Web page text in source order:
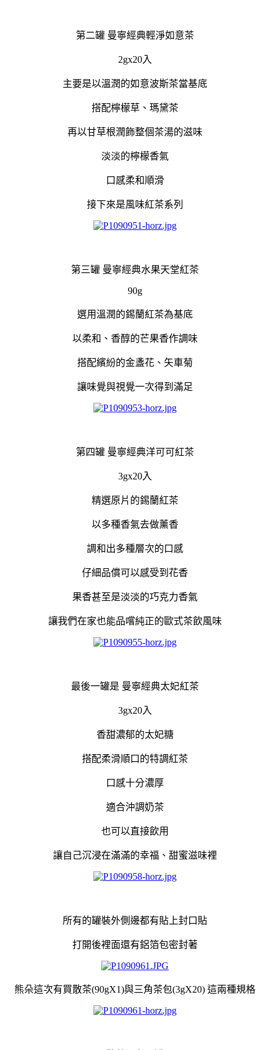
第二罐 曼寧經典輕淨如意茶
2gx20入
主要是以溫潤的如意波斯茶當基底
搭配檸檬草、瑪黛茶
再以甘草根潤飾整個茶湯的滋味
淡淡的檸檬香氣
口感柔和順滑
接下來是風味紅茶系列
第三罐 曼寧經典水果天堂紅茶
90g
選用溫潤的錫蘭紅茶為基底
以柔和、香醇的芒果香作調味
搭配繽紛的金盞花、矢車菊
讓味覺與視覺一次得到滿足
第四罐 曼寧經典洋可可紅茶
3gx20入
精選原片的錫蘭紅茶
以多種香氣去做薰香
調和出多種層次的口感
仔細品償可以感受到花香
果香甚至是淡淡的巧克力香氣
讓我們在家也能品嚐純正的歐式茶飲風味
最後一罐是 曼寧經典太妃紅茶
3gx20入
香甜濃郁的太妃糖
搭配柔滑順口的特調紅茶
口感十分濃厚
適合沖調奶茶
也可以直接飲用
讓自己沉浸在滿滿的幸福、甜蜜滋味裡
所有的罐裝外側邊都有貼上封口貼
打開後裡面還有鋁箔包密封著
熊朵這次有買散茶(90gX1)與三角茶包(3gX20) 這兩種規格